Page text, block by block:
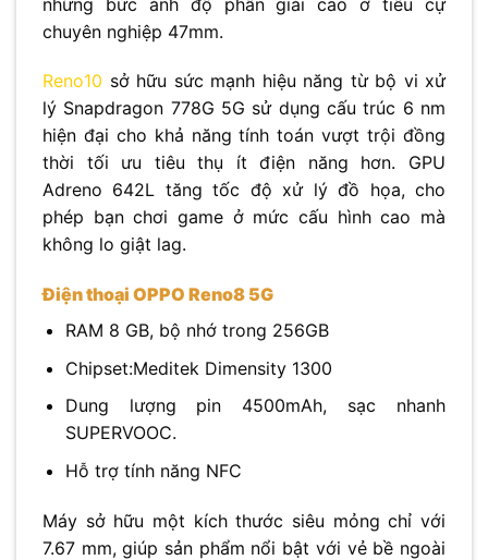
chuyên nghiệp 47mm.
Reno10 sở hữu sức mạnh hiệu năng từ bộ vi xử
lý Snapdragon 778G 5G sử dụng cấu trúc 6 nm
hiện đại cho khả năng tính toán vượt trội đồng
thời tối ưu tiêu thụ ít điện năng hơn. GPU
Adreno 642L tăng tốc độ xử lý đồ họa, cho
phép bạn chơi game ở mức cấu hình cao mà
không lo giật lag.
Điện thoại OPPO Reno8 5G
RAM 8 GB, bộ nhớ trong 256GB
Chipset:Meditek Dimensity 1300
Dung lượng pin 4500mAh, sạc nhanh
SUPERVOOC.
Hỗ trợ tính năng NFC
Máy sở hữu một kích thước siêu mỏng chỉ với
7.67 mm, giúp sản phẩm nổi bật với vẻ bề ngoài